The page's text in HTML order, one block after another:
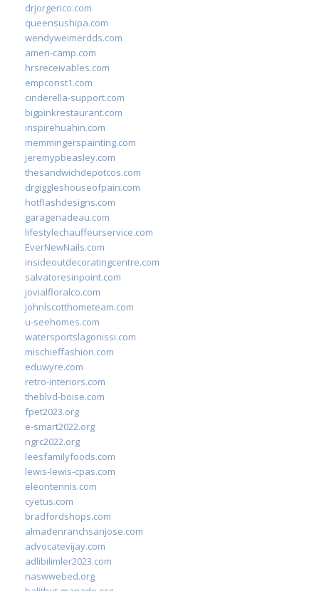
drjorgerico.com
queensushipa.com
wendyweimerdds.com
ameri-camp.com
hrsreceivables.com
empconst1.com
cinderella-support.com
bigpinkrestaurant.com
inspirehuahin.com
memmingerspainting.com
jeremypbeasley.com
thesandwichdepotcos.com
drgiggleshouseofpain.com
hotflashdesigns.com
garagenadeau.com
lifestylechauffeurservice.com
EverNewNails.com
insideoutdecoratingcentre.com
salvatoresinpoint.com
jovialfloralco.com
johnlscotthometeam.com
u-seehomes.com
watersportslagonissi.com
mischieffashion.com
eduwyre.com
retro-interiors.com
theblvd-boise.com
fpet2023.org
e-smart2022.org
ngrc2022.org
leesfamilyfoods.com
lewis-lewis-cpas.com
eleontennis.com
cyetus.com
bradfordshops.com
almadenranchsanjose.com
advocatevijay.com
adlibilimler2023.com
naswwebed.org